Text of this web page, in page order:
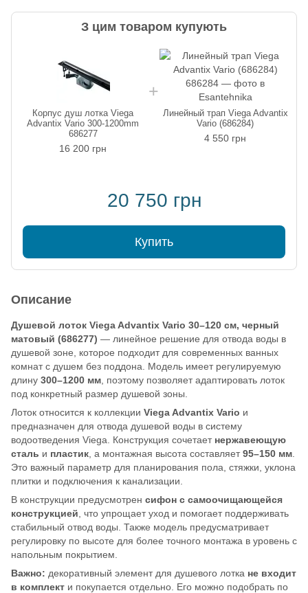
З цим товаром купують
Корпус душ лотка Viega
Advantix Vario 300-1200mm
686277
16 200 грн
Линейный трап Viega Advantix
Vario (686284)
4 550 грн
20 750 грн
Купить
Описание
Душевой лоток Viega Advantix Vario 30–120 см, черный
матовый (686277) — линейное решение для отвода воды в
душевой зоне, которое подходит для современных ванных
комнат с душем без поддона. Модель имеет регулируемую
длину 300–1200 мм , поэтому позволяет адаптировать лоток
под конкретный размер душевой зоны.
Лоток относится к коллекции Viega Advantix Vario и
предназначен для отвода душевой воды в систему
водоотведения Viega. Конструкция сочетает нержавеющую
сталь и пластик , а монтажная высота составляет95–150 мм
Это важный параметр для планирования пола, стяжки, уклона
плитки и подключения к канализации.
В конструкции предусмотрен сифон с самоочищающейся
конструкцией , что упрощает уход и помогает поддерживать
стабильный отвод воды. Также модель предусматривает
регулировку по высоте для более точного монтажа в уровень с
напольным покрытием.
Важно: декоративный элемент для душевого лотка не входит
в комплект и покупается отдельно. Его можно подобрать по